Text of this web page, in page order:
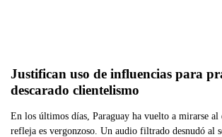
Justifican uso de influencias para
descarado clientelismo
En los últimos días, Paraguay ha vuelto a mirarse al
refleja es vergonzoso. Un audio filtrado desnudó al